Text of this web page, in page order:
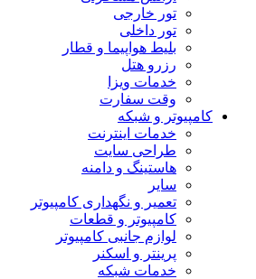
تور خارجی
تور داخلی
بلیط هواپیما و قطار
رزرو هتل
خدمات ویزا
وقت سفارت
کامپیوتر و شبکه
خدمات اینترنت
طراحی سایت
هاستینگ و دامنه
سایر
تعمیر و نگهداری کامپیوتر
کامپیوتر و قطعات
لوازم جانبی کامپیوتر
پرینتر و اسکنر
خدمات شبکه